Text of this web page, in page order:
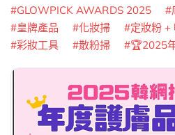
GLOWPICK AWARDS 2025
皇牌產品
化妝掃 定妝粉 +
彩妝工具
散粉掃 🏆2025